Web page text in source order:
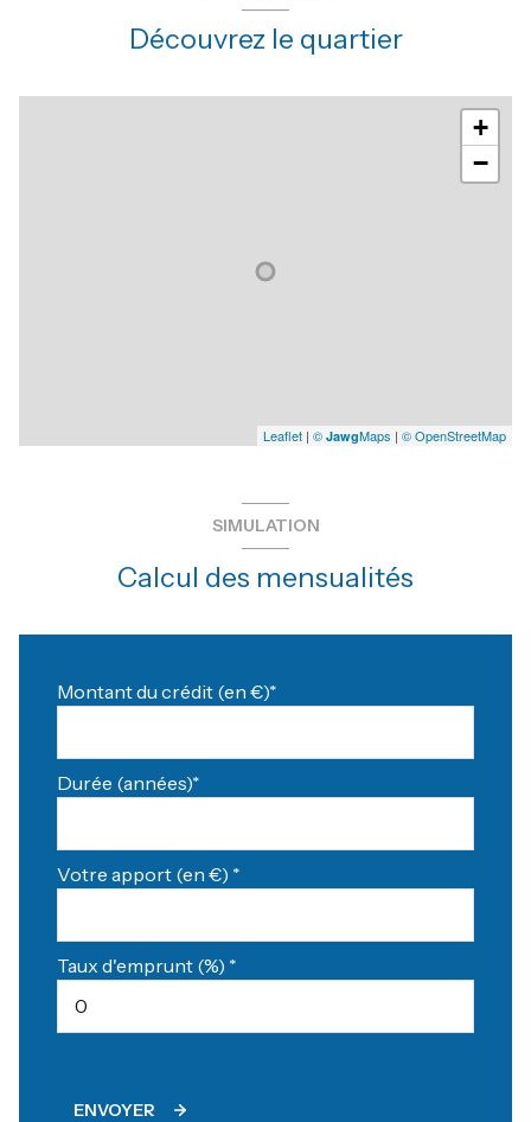
Découvrez le quartier
+
−
Leaflet | © JawgMaps | © OpenStreetMap
SIMULATION
Calcul des mensualités
Montant du crédit (en €)*
Durée (années)*
Votre apport (en €) *
Taux d'emprunt (%) *
ENVOYER